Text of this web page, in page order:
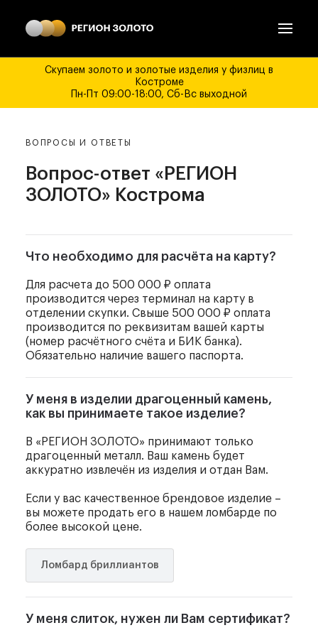
Скупаем золото и золотые изделия у физлиц в
Костроме
Пн-Пт 09:00-18:00, Сб-Вс выходной
ВОПРОСЫ И ОТВЕТЫ
Вопрос-ответ «РЕГИОН
ЗОЛОТО» Кострома
Что необходимо для расчёта на карту?
Для расчета до 500 000 ₽ оплата
производится через терминал на карту в
отделении скупки. Свыше 500 000 ₽ оплата
производится по реквизитам вашей карты
(номер расчётного счёта и БИК банка).
Обязательно наличие вашего паспорта.
У меня в изделии драгоценный камень,
как вы принимаете такое изделие?
В «РЕГИОН ЗОЛОТО» принимают только
драгоценный металл. Ваш камень будет
аккуратно извлечён из изделия и отдан Вам.
Если у вас качественное брендовое изделие –
вы можете продать его в нашем ломбарде по
более высокой цене.
Ломбард бриллиантов
У меня слиток, нужен ли Вам сертификат?